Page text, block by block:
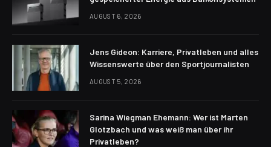
AUGUST 6, 2026
Jens Gideon: Karriere, Privatleben und alles
Wissenswerte über den Sportjournalisten
AUGUST 5, 2026
Sarina Wiegman Ehemann: Wer ist Marten
Glotzbach und was weiß man über ihr
Privatleben?